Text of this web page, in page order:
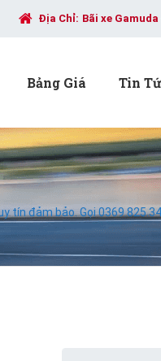
Địa Chỉ: Bãi xe
Bảng Giá Tin
tín đảm bảo. Gọi